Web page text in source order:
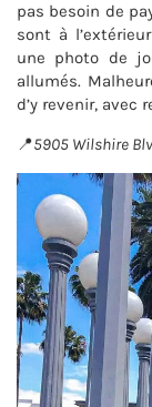
pas besoin de
sont à
une photo de
allumés.
d’y revenir, avec
📍5905 Wilshire